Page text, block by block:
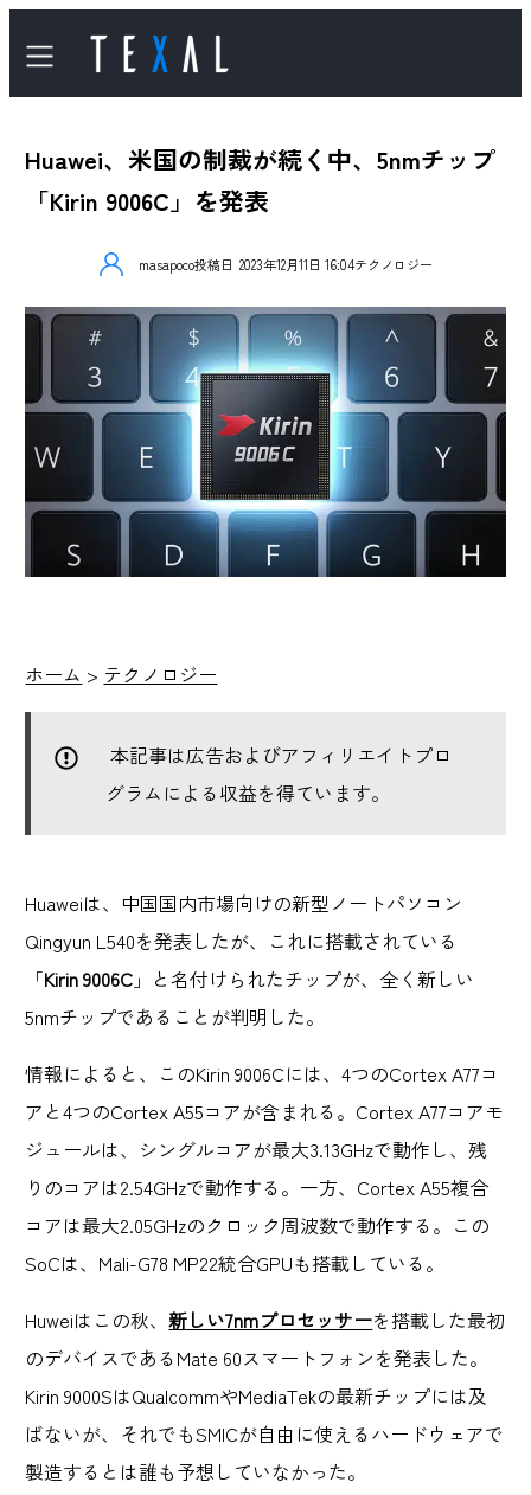
Huawei、米国の制裁が続く中、5nmチップ
「Kirin 9006C」を発表
masapoco投稿日 2023年12月11日 16:04テクノロジー
ホーム > テクノロジー
本記事は広告およびアフィリエイトプロ
グラムによる収益を得ています。
Huaweiは、中国国内市場向けの新型ノートパソコン
Qingyun L540を発表したが、これに搭載されている
「Kirin 9006C 」と名付けられたチップが、全く新しい
5nmチップであることが判明した。
情報によると、このKirin 9006Cには、4つのCortex A77コ
アと4つのCortex A55コアが含まれる。Cortex A77コアモ
ジュールは、シングルコアが最大3.13GHzで動作し、残
りのコアは2.54GHzで動作する。一方、Cortex A55複合
コアは最大2.05GHzのクロック周波数で動作する。この
SoCは、Mali-G78 MP22統合GPUも搭載している。
Huweiはこの秋、新しい7nmプロセッサーを搭載した最初
のデバイスであるMate 60スマートフォンを発表した。
Kirin 9000SはQualcommやMediaTekの最新チップには及
ばないが、それでもSMICが自由に使えるハードウェアで
製造するとは誰も予想していなかった。